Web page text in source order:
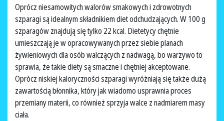
Oprócz niesamowitych walorów smakowych i zdrowotnych
szparagi są idealnym składnikiem diet odchudzających. W 100 g
szparagów znajdują się tylko 22 kcal. Dietetycy chętnie
umieszczają je w opracowywanych przez siebie planach
żywieniowych dla osób walczących z nadwagą, bo warzywo to
sprawia, że takie diety są smaczne i chętniej akceptowane.
Oprócz niskiej kaloryczności szparagi wyróżniają się także dużą
zawartością błonnika, który jak wiadomo usprawnia proces
przemiany materii, co również sprzyja walce z nadmiarem masy
ciała.